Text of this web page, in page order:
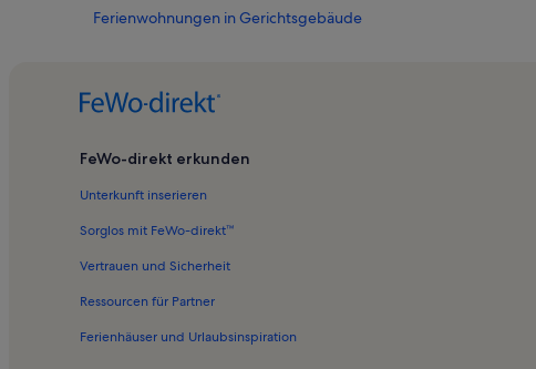
Ferienwohnungen in Gerichtsgebäude
Ferienwohnungen in Hovedbiblioteket
Ferienwohnungen in Dänisches Jüdisches Museum
Ferienwohnungen in Christians Kirche
FeWo-direkt erkunden
Unterkunft inserieren
Sorglos mit FeWo-direkt™
Vertrauen und Sicherheit
Ressourcen für Partner
Ferienhäuser und Urlaubsinspiration